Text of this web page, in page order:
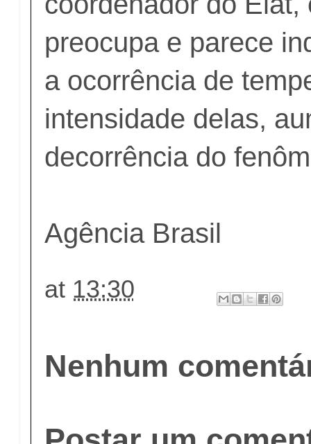
preocupa e parece
a ocorrência de
intensidade delas,
decorrência do
Agência Brasil
at 13:30
Nenhum